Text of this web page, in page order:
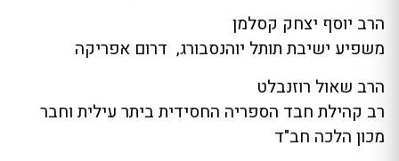
הרב יוסף יצחק קסלמן
משפיע ישיבת תותל יוהנסבורג, דרום אפריקה
הרב שאול רוזנבלט
רב קהילת חבד הספריה החסידית ביתר עילית וחבר
מכון הלכה חב"ד